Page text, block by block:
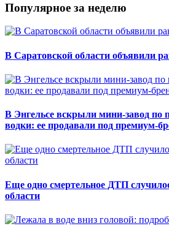
Популярное за неделю
В Саратовской области объявили
В Энгельсе вскрыли мини-завод по
водки: ее продавали под премиум-
Еще одно смертельное ДТП
области